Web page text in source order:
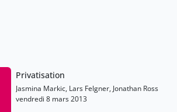
Privatisation
Jasmina Markic, Lars Felgner, Jonathan Ross
vendredi 8 mars 2013